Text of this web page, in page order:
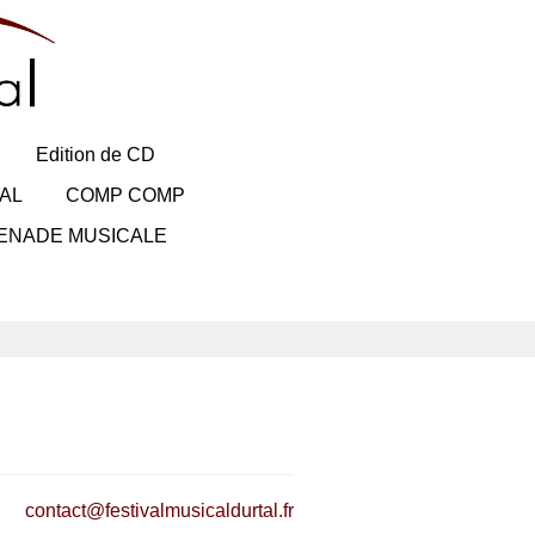
Edition de CD
COMP COMP
MUSICALE
contact@festivalmusicaldurtal.fr